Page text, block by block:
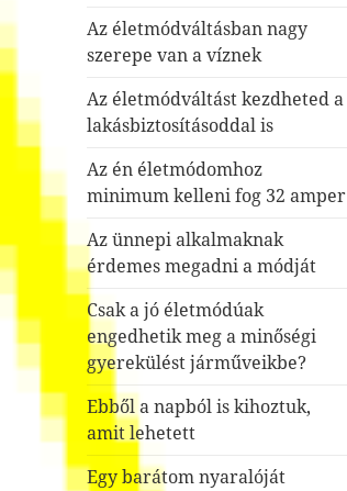
Az életmódváltásban nagy
szerepe van a víznek
Az életmódváltást kezdheted a
lakásbiztosításoddal is
Az én életmódomhoz
minimum kelleni fog 32 amper
Az ünnepi alkalmaknak
érdemes megadni a módját
Csak a jó életmódúak
engedhetik meg a minőségi
gyerekülést járműveikbe?
Ebből a napból is kihoztuk,
amit lehetett
Egy barátom nyaralóját